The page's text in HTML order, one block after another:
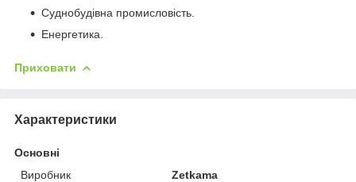
Суднобудівна промисловість.
Енергетика.
Приховати
Характеристики
Основні
Виробник
Zetkama